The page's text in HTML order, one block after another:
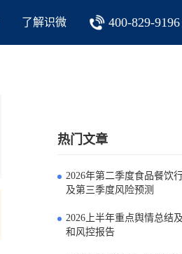
了解识微 400-829-9196
热门文章
2026年第二季度食品餐饮
及第三季度风险预测
2026上半年重点舆情总结
和风控报告